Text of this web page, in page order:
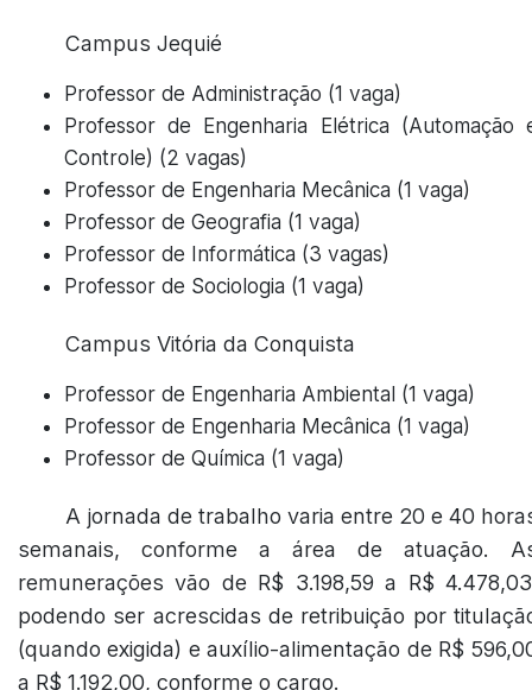
Campus Jequié
Professor de Administração (1 vaga)
Professor de Engenharia Elétrica (Automação
Controle) (2 vagas)
Professor de Engenharia Mecânica (1 vaga)
Professor de Geografia (1 vaga)
Professor de Informática (3 vagas)
Professor de Sociologia (1 vaga)
Campus Vitória da Conquista
Professor de Engenharia Ambiental (1 vaga)
Professor de Engenharia Mecânica (1 vaga)
Professor de Química (1 vaga)
A jornada de trabalho varia entre 20 e 40
semanais, conforme a área de atuação.
remunerações vão de R$ 3.198,59 a R$
podendo ser acrescidas de retribuição por
(quando exigida) e auxílio-alimentação de R$
a R$ 1.192,00, conforme o cargo.